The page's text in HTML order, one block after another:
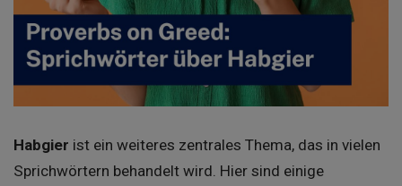
Habgier ist ein weiteres zentrales Thema, das in vielen
Sprichwörtern behandelt wird. Hier sind einige